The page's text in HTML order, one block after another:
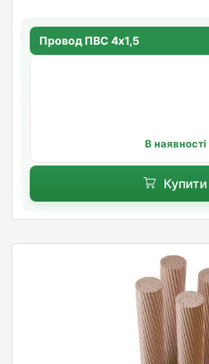
Провод ПВС 4х1,5
В наявності
Купити